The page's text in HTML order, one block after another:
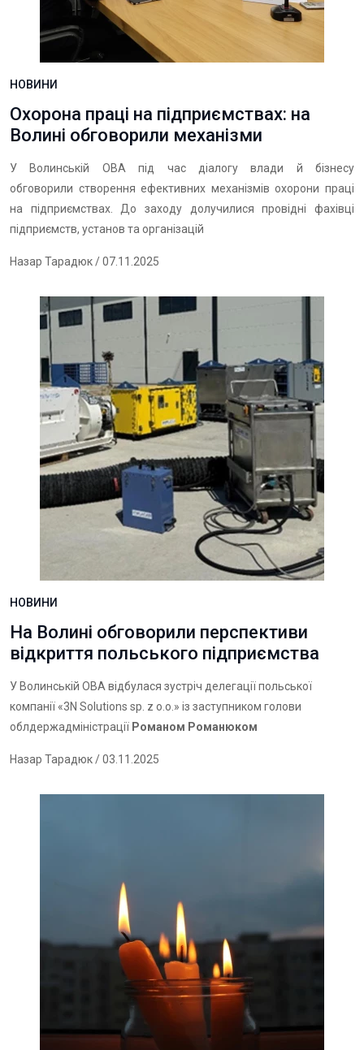
НОВИНИ
Охорона праці на підприємствах: на
Волині обговорили механізми
У Волинській ОВА під час діалогу влади й бізнесу
обговорили створення ефективних механізмів охорони праці
на підприємствах. До заходу долучилися провідні фахівці
підприємств, установ та організацій
Назар Тарадюк/ 07.11.2025
НОВИНИ
На Волині обговорили перспективи
відкриття польського підприємства
У Волинській ОВА відбулася зустріч делегації польської
компанії «3N Solutions sp. z o.o.» із заступником голови
облдержадміністрації Романом Романюком
Назар Тарадюк/ 03.11.2025